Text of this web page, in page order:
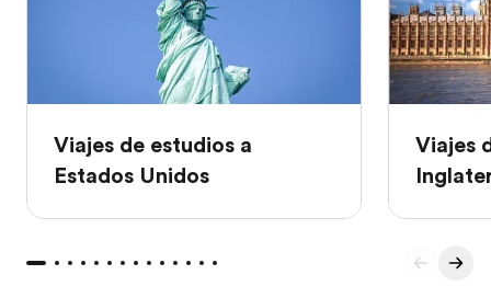
Viajes de estudios a
Estados Unidos
Viajes